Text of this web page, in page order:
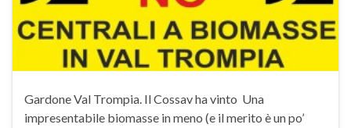
Gardone Val Trompia. Il Cossav ha vinto Una
impresentabile biomasse in meno (e il merito è un po’